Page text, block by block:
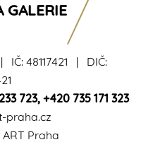
48117421 | DIČ:
723, +420 735 171 323
praha.cz
Praha
GALERIE